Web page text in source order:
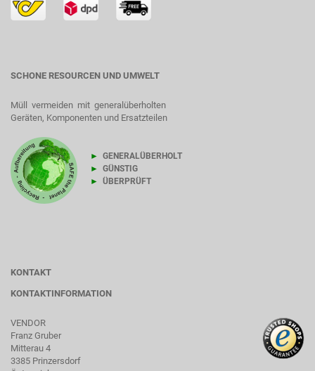
SCHONE RESOURCEN UND UMWELT
Müll vermeiden mit generalüberholten
Geräten, Komponenten und Ersatzteilen
► GENERALÜBERHOLT
► GÜNSTIG
► ÜBERPRÜFT
KONTAKT
KONTAKTINFORMATION
VENDOR
Franz Gruber
Mitterau 4
3385 Prinzersdorf